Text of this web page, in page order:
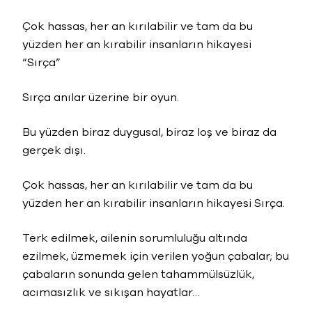
Çok hassas, her an kırılabilir ve tam da bu
yüzden her an kırabilir insanların hikayesi
“Sırça”
Sırça anılar üzerine bir oyun.
Bu yüzden biraz duygusal, biraz loş ve biraz da
gerçek dışı.
Çok hassas, her an kırılabilir ve tam da bu
yüzden her an kırabilir insanların hikayesi Sırça.
Terk edilmek, ailenin sorumluluğu altında
ezilmek, üzmemek için verilen yoğun çabalar; bu
çabaların sonunda gelen tahammülsüzlük,
acımasızlık ve sıkışan hayatlar…